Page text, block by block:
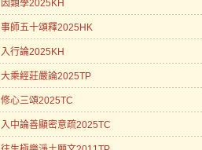
因類學2025KH
事師五十頌釋2025HK
入行論2025KH
大乘經莊嚴論2025TP
修心三頌2025TC
入中論善顯密意疏2025TC